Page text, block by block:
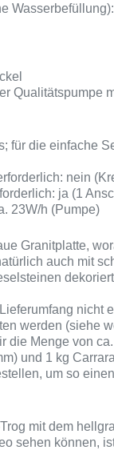
Qualitätspumpe
für die einfache
nein
ja (1
23W/h (Pumpe)
Granitplatte,
auch mit
nicht
werden (siehe
die Menge von
und 1 kg
um so
mit dem
sehen können,